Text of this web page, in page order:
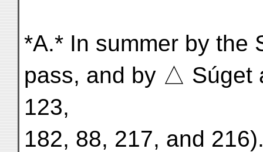
*A.* In summer by the
pass, and by △ Súget
123,
182, 88, 217, and